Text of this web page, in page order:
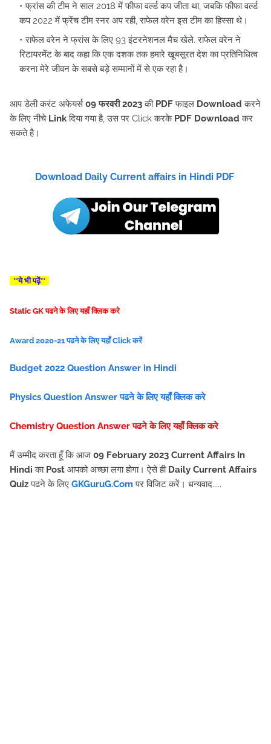
फ्रांस की टीम ने साल 2018 में फीफा वर्ल्ड कप जीता था, जबकि फीफा वर्ल्ड
कप 2022 में फ्रेंच टीम रनर अप रही, राफेल वरेन इस टीम का हिस्सा थे।
राफेल वरेन ने फ्रांस के लिए 93 इंटरनेशनल मैच खेले. राफेल वरेन ने
रिटायरमेंट के बाद कहा कि एक दशक तक हमारे खूबसूरत देश का प्रतिनिधित्व
करना मेरे जीवन के सबसे बड़े सम्मानों में से एक रहा है।
आप डेली करंट अफेयर्स09 फरवरी 2023की PDFफाइल Download करने
के लिए नीचे Linkदिया गया है, उस पर Click करके PDF Download कर
सकते है।
Download Daily Current affairs in Hindi PDF
**ये भी पढ़ें**
Static GK पढने के लिए यहाँ क्लिक करे
Award 2020-21 पढने के लिए यहाँ Click करें
Budget 2022 Question Answer in Hindi
Physics Question Answer पढने के लिए यहाँ क्लिक करे
Chemistry Question Answer पढने के लिए यहाँ क्लिक करे
मैं उम्मीद करता हूँ कि आज 09 February 2023 Current Affairs In
Hindi का Post आपको अच्छा लगा होगा। ऐसे ही Daily Current Affairs
Quiz पढने के लिए GKGuruG.Com पर विजिट करें । धन्यवाद.....